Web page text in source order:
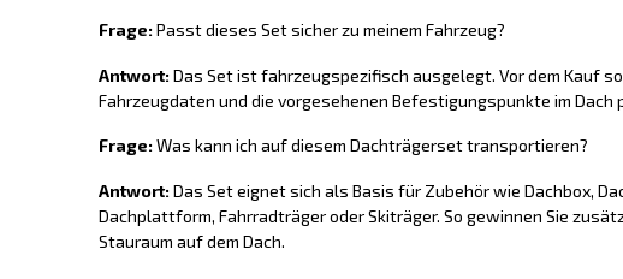
Frage:Passt dieses Set sicher zu meinem Fahrzeug?
Antwort:Das Set ist fahrzeugspezifisch ausgelegt. Vor dem Kauf
Fahrzeugdaten und die vorgesehenen Befestigungspunkte im Dach
Frage:Was kann ich auf diesem Dachträgerset transportieren?
Antwort:Das Set eignet sich als Basis für Zubehör wie Dachbox,
Dachplattform, Fahrradträger oder Skiträger. So gewinnen Sie
Stauraum auf dem Dach.